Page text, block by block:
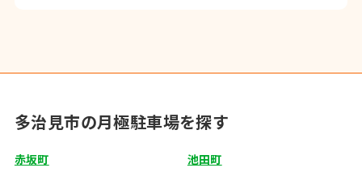
多治見市の月極駐車場を探す
赤坂町 池田町